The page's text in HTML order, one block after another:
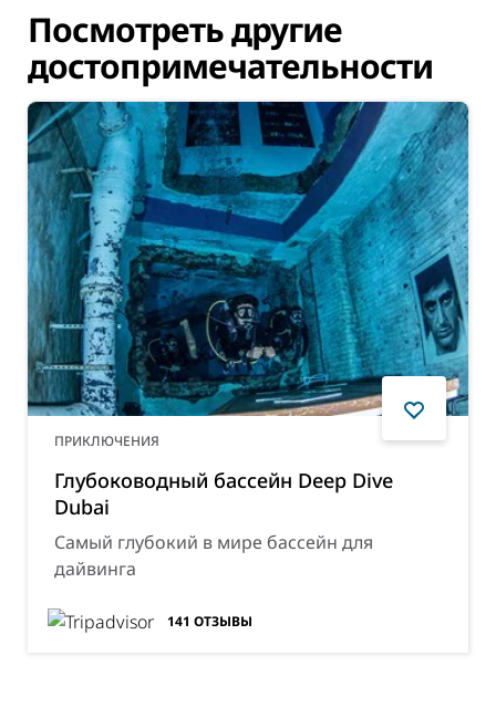
Посмотреть другие
достопримечательности
ПРИКЛЮЧЕНИЯ
Глубоководный бассейн Deep Dive
Dubai
Самый глубокий в мире бассейн для
дайвинга
141 ОТЗЫВЫ